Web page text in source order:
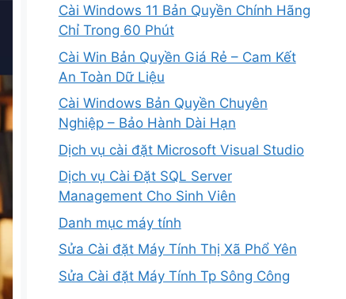
Cài Windows 11 Bản Quyền Chính Hãng
Chỉ Trong 60 Phút
Cài Win Bản Quyền Giá Rẻ – Cam Kết
An Toàn Dữ Liệu
Cài Windows Bản Quyền Chuyên
Nghiệp – Bảo Hành Dài Hạn
Dịch vụ cài đặt Microsoft Visual Studio
Dịch vụ Cài Đặt SQL Server
Management Cho Sinh Viên
Danh mục máy tính
Sửa Cài đặt Máy Tính Thị Xã Phổ Yên
Sửa Cài đặt Máy Tính Tp Sông Công